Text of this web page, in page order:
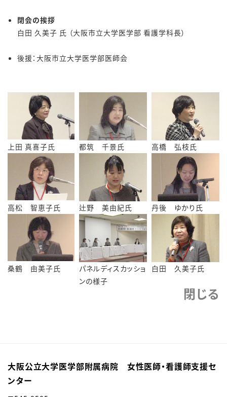
閉会の挨拶
白田 久美子 氏 （大阪市立大学医学部 看護学科長）
後援：大阪市立大学医学部医師会
上田 真喜子氏 都筑 千景氏 高橋 弘枝氏
高松 智恵子氏 辻野 美由紀氏 丹後 ゆかり氏
桑鶴 由美子氏
パネルディスカッショ
ンの様子
白田 久美子氏
閉じる
大阪公立大学医学部附属病院 女性医師・看護師支援セ
ンター